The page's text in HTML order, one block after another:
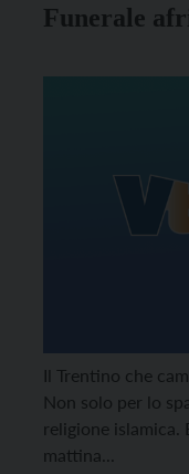
Funerale
Il Trentino che
Non solo per lo
religione islamica.
mattina...